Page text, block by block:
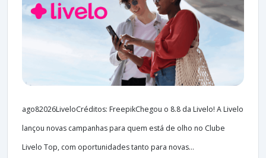
ago82026LiveloCréditos: FreepikChegou o 8.8 da Livelo! A Livelo
lançou novas campanhas para quem está de olho no Clube
Livelo Top, com oportunidades tanto para novas...